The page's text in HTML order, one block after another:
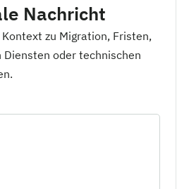
Nachricht
Kontext zu Migration, Fristen,
Diensten oder technischen